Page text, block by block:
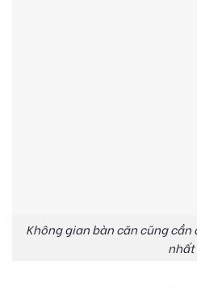
Không gian bàn căn cũng
nhất